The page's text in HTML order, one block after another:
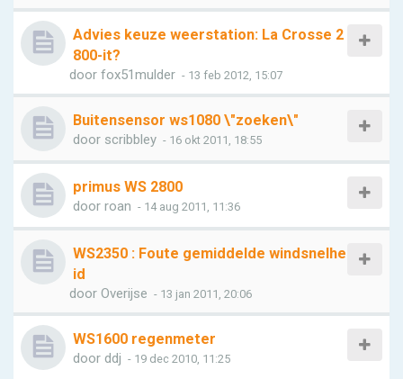
Advies keuze weerstation: La Crosse 2
800-it?
door fox51mulder - 13 feb 2012, 15:07
Buitensensor ws1080 \"zoeken\"
door scribbley - 16 okt 2011, 18:55
primus WS 2800
door roan - 14 aug 2011, 11:36
WS2350 : Foute gemiddelde windsnelhe
id
door Overijse - 13 jan 2011, 20:06
WS1600 regenmeter
door ddj - 19 dec 2010, 11:25